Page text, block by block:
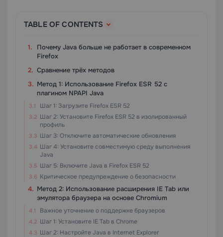
TABLE OF CONTENTS
Почему Java больше не работает в современном
Firefox
Сравнение трёх методов
Метод 1: Использование Firefox ESR 52 с
плагином NPAPI Java
Шаг 1: Загрузите Firefox ESR 52
Шаг 2: Установите Firefox ESR 52 в изолированный
профиль
Шаг 3: Отключите автоматические обновления
Шаг 4: Установите совместимую среду выполнения
Java
Шаг 5: Включите Java в Firefox ESR 52
Критическое предупреждение о безопасности
Метод 2: Использование расширения IE Tab или
эмулятора браузера на основе Chromium
Важное уточнение о поддержке браузеров
Шаг 1: Установите IE Tab в Chrome
Шаг 2: Настройте Java в Internet Explorer